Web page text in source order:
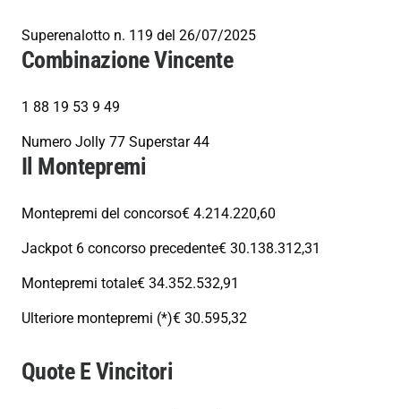
Superenalotto n. 119 del 26/07/2025
Combinazione Vincente
1 88 19 53 9 49
Numero Jolly 77 Superstar 44
Il Montepremi
Montepremi del concorso€ 4.214.220,60
Jackpot 6 concorso precedente€ 30.138.312,31
Montepremi totale€ 34.352.532,91
Ulteriore montepremi (*)€ 30.595,32
Quote E Vincitori